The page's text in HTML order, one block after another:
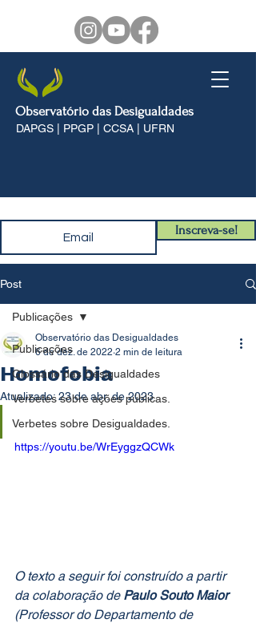
Observatório das Desigualdades
DAPGS | PPGP | CCSA | UFRN
Inscreva-se!
Post
Publicações
Glossário das Desigualdades
Verbetes sobre ações públicas.
Verbetes sobre Desigualdades.
Publicações
Homofobia
Observatório das Desigualdades
6 de dez. de 2022 2 min de leitura
Atualizado:23 de abr. de 2023
https://youtu.be/WrEyggzQCWk
O texto a seguir foi construído a partir
da colaboração de Paulo Souto Maior
(Professor do Departamento de